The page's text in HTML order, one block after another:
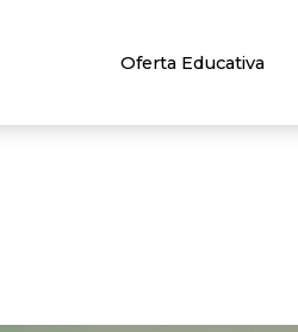
Oferta Educativa